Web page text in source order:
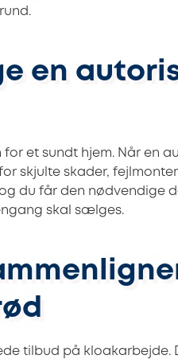
en
et sundt hjem. Når en
skjulte skader,
du får den nødvendige
skal sælges.
tilbud på kloakarbejde.